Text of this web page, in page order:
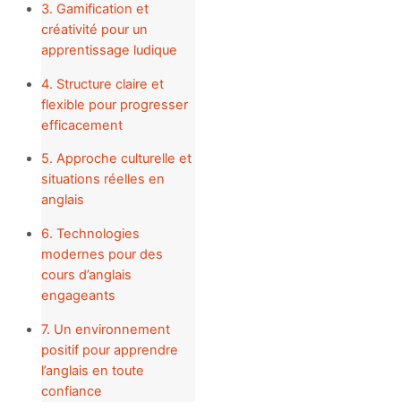
3. Gamification et
créativité pour un
apprentissage ludique
4. Structure claire et
flexible pour progresser
efficacement
5. Approche culturelle et
situations réelles en
anglais
6. Technologies
modernes pour des
cours d’anglais
engageants
7. Un environnement
positif pour apprendre
l’anglais en toute
confiance